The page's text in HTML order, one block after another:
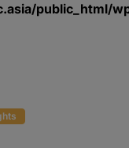
public_html/